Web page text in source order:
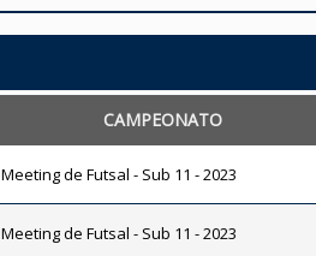
CAMPEONATO
Meeting de Futsal - Sub 11 - 2023
Meeting de Futsal - Sub 11 - 2023